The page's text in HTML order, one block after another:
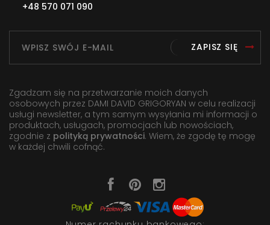
+48 570 071 090
ZAPISZ SIĘ
Zgadzam się na przetwarzanie moich danych
osobowych przez DAMI DAVID GRIGORYAN w celu realizacji
usługi newsletter, a tym samym wysyłania mi informacji o
produktach, usługach, promocjach lub nowościach,
zgodnie z polityką prywatności. Wiem, że zgodę tę mogę
w każdej chwili cofnąć.